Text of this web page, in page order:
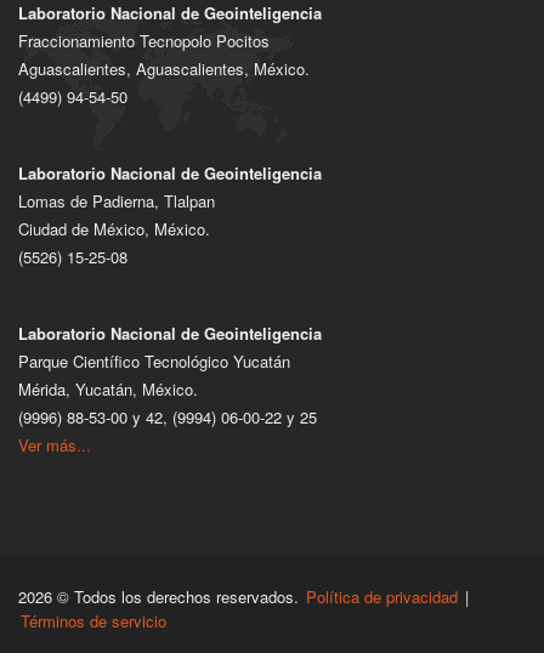
Laboratorio Nacional de Geointeligencia
Fraccionamiento Tecnopolo Pocitos
Aguascalientes, Aguascalientes, México.
(4499) 94-54-50
Laboratorio Nacional de Geointeligencia
Lomas de Padierna, Tlalpan
Ciudad de México, México.
(5526) 15-25-08
Laboratorio Nacional de Geointeligencia
Parque Científico Tecnológico Yucatán
Mérida, Yucatán, México.
(9996) 88-53-00 y 42, (9994) 06-00-22 y 25
Ver más...
2026 © Todos los derechos reservados. Política de privacidad |
Términos de servicio